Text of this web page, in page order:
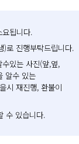
됩니다.
)로 진행부탁드립니다.
있는 사진(앞,옆,
알수 있는
시 재진행, 환불이
수 있습니다.